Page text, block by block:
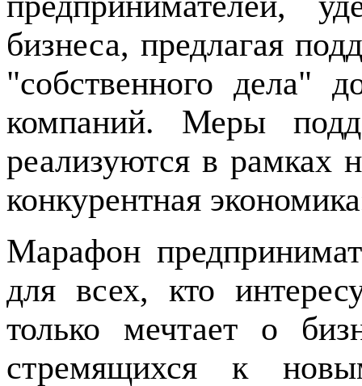
бизнеса, предлагая
"собственного дела"
компаний. Меры
реализуются в рамках
конкурентная
Марафон
для всех, кто
только мечтает о
стремящихся к